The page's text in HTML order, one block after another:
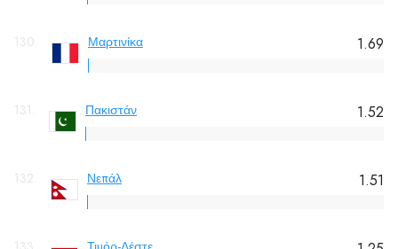
130. Μαρτινίκα 1.69
131. Πακιστάν 1.52
132. Νεπάλ 1.51